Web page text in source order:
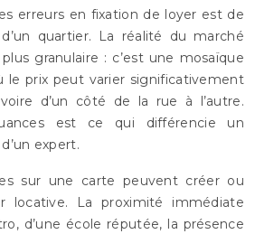
erreurs en fixation de loyer est de
d’un quartier. La réalité du marché
granulaire : c’est une mosaïque
le prix peut varier significativement
d’un côté de la rue à l’autre.
est ce qui différencie un
expert.
sur une carte peuvent créer ou
locative. La proximité immédiate
d’une école réputée, la présence